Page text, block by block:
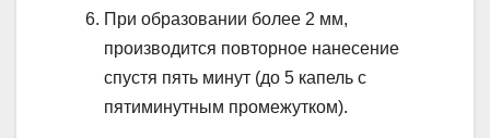
При образовании более 2 мм,
производится повторное нанесение
спустя пять минут (до 5 капель с
пятиминутным промежутком).